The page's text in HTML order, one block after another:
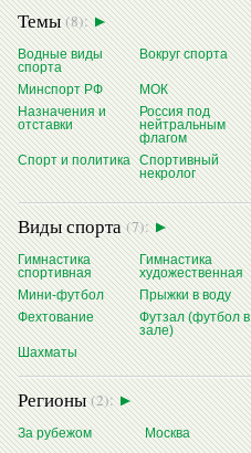
1954г. — родилсяВалерий
ГАЗЗАЕВ(футбол)
1956г. — родилсяВладимир
РЫБАКОВ(легкая атлетика)
читать далее
Темы(8):
Водные виды
спорта
Вокруг спорта
Минспорт РФ
МОК
Назначения и
отставки
Россия под
нейтральным
флагом
Спорт и политика Спортивный
некролог
Виды спорта(7):
Гимнастика
спортивная
Гимнастика
художественная
Мини-футбол
Прыжки в воду
Фехтование
Футзал (футбол в
зале)
Шахматы
Регионы(2):
За рубежом Москва